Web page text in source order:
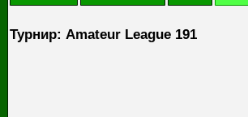
Турнир: Amateur League 191